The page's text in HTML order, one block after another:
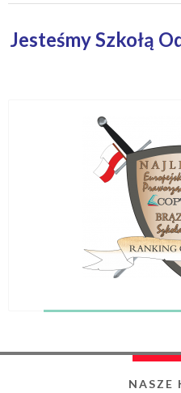
Jesteśmy Szkołą
NASZE